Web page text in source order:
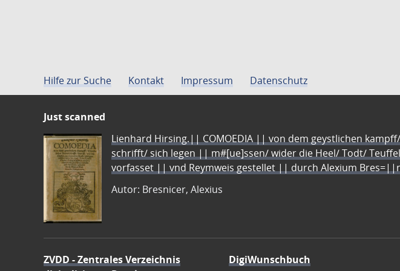
Hilfe zur Suche Kontakt Impressum Datenschutz
Just scanned
Lienhard Hirsing.|| COMOEDIA || von dem geystlichen
schrifft/ sich legen || m#[ue]ssen/ wider die Heel/ Todt/
vorfasset || vnd Reymweis gestellet || durch Alexium
Autor: Bresnicer, Alexius
ZVDD - Zentrales Verzeichnis
DigiWunschbuch